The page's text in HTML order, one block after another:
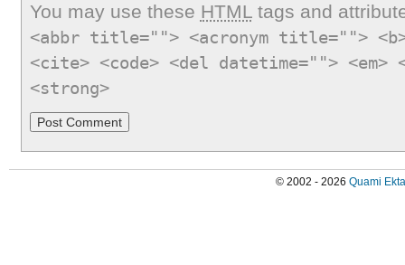
You may use these HTMLtags and
<abbr title=""> <acronym title="">
<cite> <code> <del datetime="">
<strong>
© 2002 - 2026 Quami